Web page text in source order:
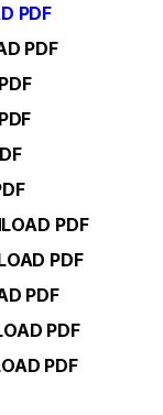
PDF
PDF
PDF
PDF
PDF
PDF
PDF